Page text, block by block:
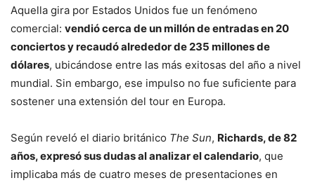
Aquella gira por Estados Unidos fue un fenómeno
comercial: vendió cerca de un millón de entradas en 20
conciertos y recaudó alrededor de 235 millones de
dólares, ubicándose entre las más exitosas del año a nivel
mundial. Sin embargo, ese impulso no fue suficiente para
sostener una extensión del tour en Europa.
Según reveló el diario británico The Sun, Richards, de 82
años, expresó sus dudas al analizar el calendario, que
implicaba más de cuatro meses de presentaciones en